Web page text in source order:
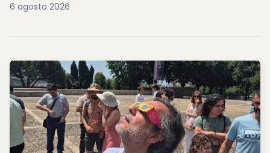
6 agosto 2026